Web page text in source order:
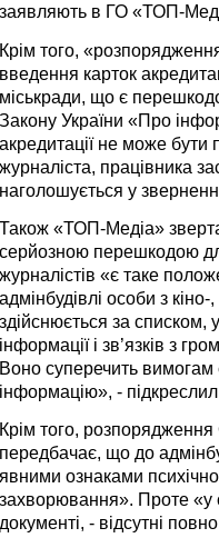
заявляють в ГО «ТОП-
Крім того,
введення карток
міськради, що є
Закону України «Про
акредитації не може бути
журналіста, працівника
наголошується у
Також «ТОП-Медіа»
серйозною перешкодою
журналістів «є таке
адмінбудівлі особи з
здійснюється за
інформації і зв’язків з
Воно суперечить вимогам
інформацію», -
Крім того, розпорядження
передбачає, що до
явними ознаками
захворювання». Проте «у
документі, - відсутні